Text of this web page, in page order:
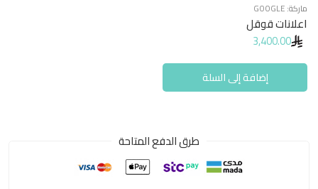
ماركة:GOOGLE
اعلانات قوقل
3,400.00
إضافة إلى السلة
طرق الدفع المتاحة